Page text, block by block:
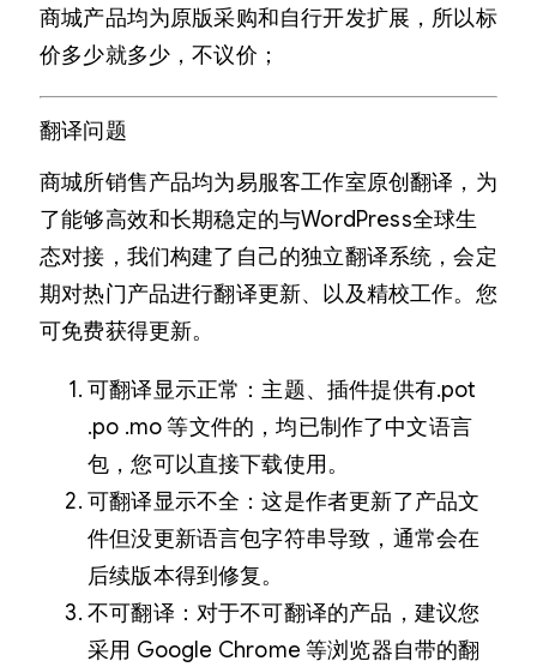
商城产品均为原版采购和自行开发扩展，所以标
价多少就多少，不议价；
翻译问题
商城所销售产品均为易服客工作室原创翻译，为
了能够高效和长期稳定的与WordPress全球生
态对接，我们构建了自己的独立翻译系统，会定
期对热门产品进行翻译更新、以及精校工作。您
可免费获得更新。
可翻译显示正常：主题、插件提供有.pot
.po .mo 等文件的，均已制作了中文语言
包，您可以直接下载使用。
可翻译显示不全：这是作者更新了产品文
件但没更新语言包字符串导致，通常会在
后续版本得到修复。
不可翻译：对于不可翻译的产品，建议您
采用 Google Chrome 等浏览器自带的翻